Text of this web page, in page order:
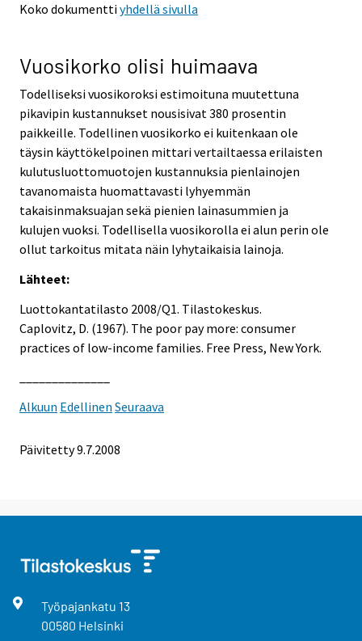
Koko dokumenttiyhdellä sivulla
Vuosikorko olisi huimaava
Todelliseksi vuosikoroksi estimoituna muutettuna
pikavipin kustannukset nousisivat 380 prosentin
paikkeille. Todellinen vuosikorko ei kuitenkaan ole
täysin käyttökelpoinen mittari vertailtaessa erilaisten
kulutusluottomuotojen kustannuksia pienlainojen
tavanomaista huomattavasti lyhyemmän
takaisinmaksuajan sekä pienien lainasummien ja
kulujen vuoksi. Todellisella vuosikorolla ei alun perin ole
ollut tarkoitus mitata näin lyhytaikaisia lainoja.
Lähteet:
Luottokantatilasto 2008/Q1. Tilastokeskus.
Caplovitz, D. (1967). The poor pay more: consumer
practices of low-income families. Free Press, New York.
Alkuun Edellinen Seuraava
Päivitetty9.7.2008
Työpajankatu 13
00580 Helsinki